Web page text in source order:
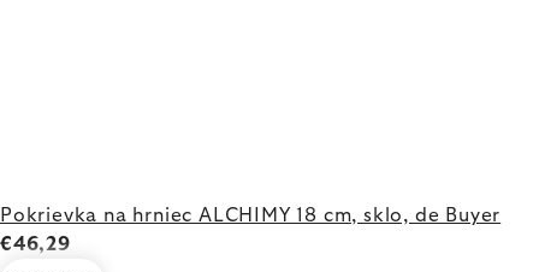
Pokrievka na hrniec ALCHIMY 18 cm, sklo, de Buyer
€46,29